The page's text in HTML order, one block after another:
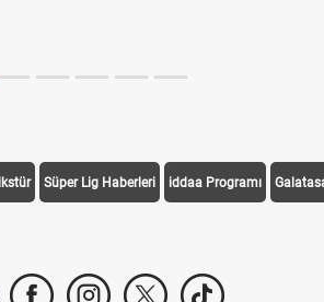
Süper Lig Haberleri iddaa Programı